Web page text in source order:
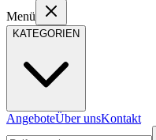
Menü
KATEGORIEN
AngeboteÜber unsKontakt